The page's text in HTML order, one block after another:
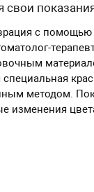
свои
с
методом.
изменения